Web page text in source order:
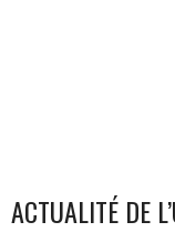
ACTUALITÉ DE